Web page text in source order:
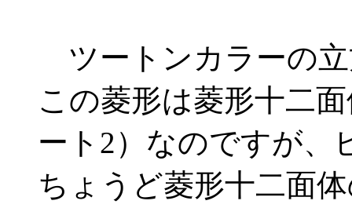
ツートンカラーの
この菱形は菱形十二
ート2）なのですが、
ちょうど菱形十二面